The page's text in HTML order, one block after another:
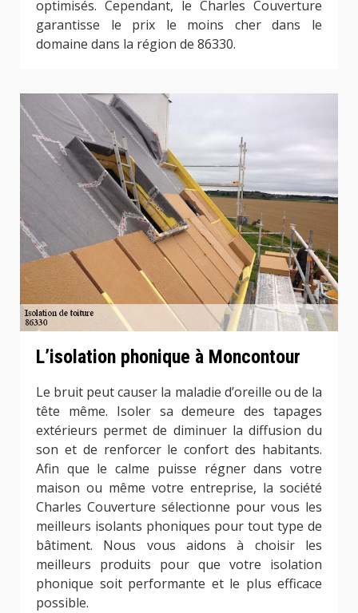
optimisés. Cependant, le Charles Couverture
garantisse le prix le moins cher dans le
domaine dans la région de 86330.
L’isolation phonique à Moncontour
Le bruit peut causer la maladie d’oreille ou de la
tête même. Isoler sa demeure des tapages
extérieurs permet de diminuer la diffusion du
son et de renforcer le confort des habitants.
Afin que le calme puisse régner dans votre
maison ou même votre entreprise, la société
Charles Couverture sélectionne pour vous les
meilleurs isolants phoniques pour tout type de
bâtiment. Nous vous aidons à choisir les
meilleurs produits pour que votre isolation
phonique soit performante et le plus efficace
possible.